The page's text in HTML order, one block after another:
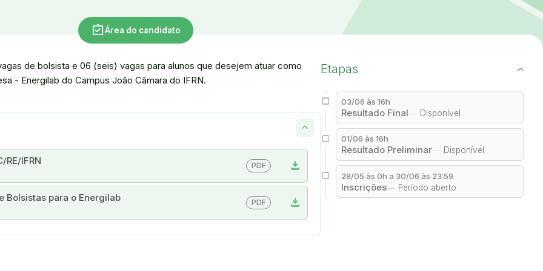
assignment_turned_inÁrea do candidato
de bolsista e 06 (seis) vagas para alunos que desejem atuar como
- Energilab do Campus João Câmara do IFRN.
RE/IFRN download
PDF
Bolsistas para o Energilab download
PDF
Etapas
03/06 às 16h
Resultado Final Disponível
01/06 às 16h
Resultado Preliminar Disponível
28/05 às 0h a 30/06 às 23:59
Inscrições Período aberto